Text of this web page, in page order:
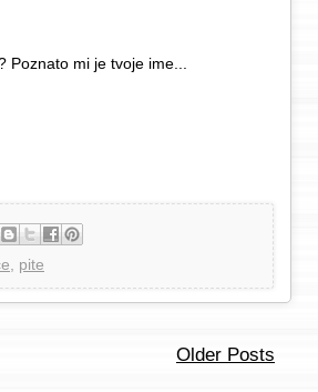
mi je tvoje ime...
pite
Older Posts